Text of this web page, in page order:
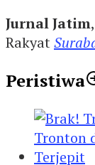
Jurnal Jatim
Rakyat
Peristiwa